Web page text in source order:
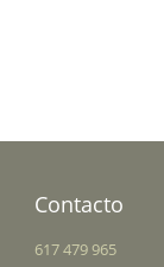
Contacto
617 479 965